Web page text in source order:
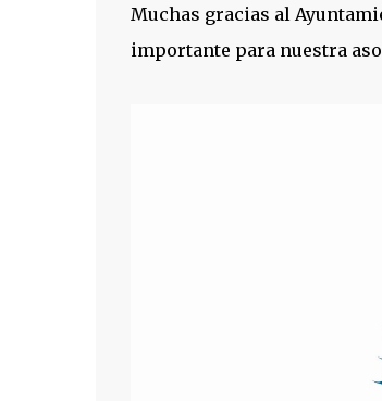
Muchas gracias al
importante para nuestra